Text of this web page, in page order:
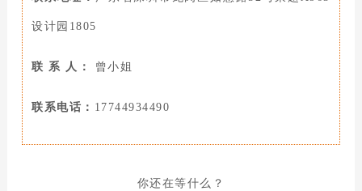
设计园1805
联 系 人： 曾小姐
联系电话： 17744934490
你还在等什么？